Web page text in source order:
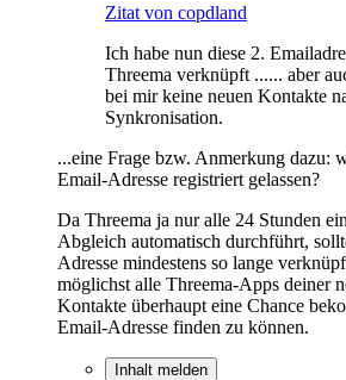
Zitat von copdland
Ich habe nun diese 2.
Threema verknüpft ...... aber
bei mir keine neuen Kontakte
Synkronisation.
...eine Frage bzw. Anmerkung dazu:
Email-Adresse registriert gelassen?
Da Threema ja nur alle 24 Stunden
Abgleich automatisch durchführt,
Adresse mindestens so lange
möglichst alle Threema-Apps deiner
Kontakte überhaupt eine Chance
Email-Adresse finden zu können.
Inhalt melden